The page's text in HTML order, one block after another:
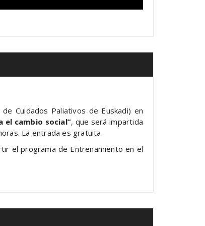
de Cuidados Paliativos de Euskadi) en
el cambio social”, que será impartida
La entrada es gratuita.
el programa de Entrenamiento en el